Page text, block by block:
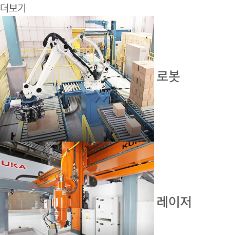
더보기
로봇
레이저